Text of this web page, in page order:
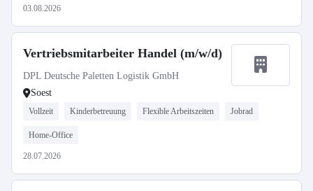
03.08.2026
Vertriebsmitarbeiter Handel (m/w/d)
DPL Deutsche Paletten Logistik GmbH
Soest
Vollzeit Kinderbetreuung Flexible Arbeitszeiten Jobrad
Home-Office
28.07.2026